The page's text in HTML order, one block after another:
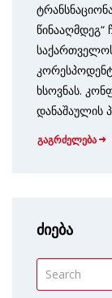
წინააღმდეგ“
საქართველოს
ხსოვნას.
დანაშაულის
გაგრძელება
ძიება